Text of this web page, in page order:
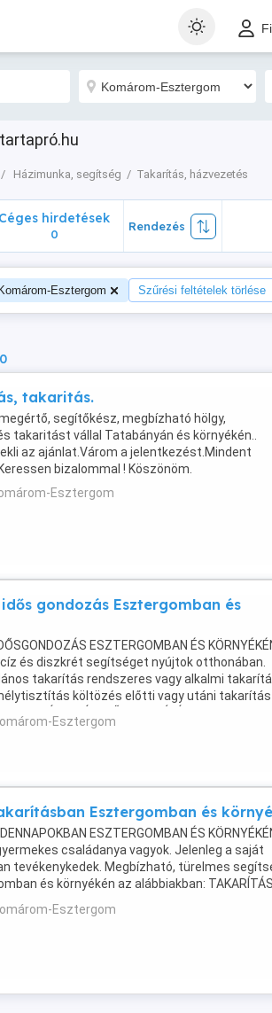
Házimunka, segítség Takarítás, házvezetés
Céges hirdetések
0
Rendezés
Komárom-Esztergom Szűrési feltételek törlése
takaritás.
segítőkész, megbízható hölgy,
takaritást vállal Tatabányán és környékén..
az ajánlat.Várom a jelentkezést.Mindent
bizalommal ! Köszönöm.
Esztergom
gondozás Esztergomban és
ESZTERGOMBAN ÉS
és diszkrét segítséget nyújtok otthonában.
takarítás rendszeres vagy alkalmi
költözés előtti vagy utáni takarítás
GŐZTISZTÍTÁS ...
Esztergom
Esztergomban és
ESZTERGOMBAN ÉS
családanya vagyok. Jelenleg a saját
tevékenykedek. Megbízható, türelmes
és környékén az alábbiakban:
takarítás nagytakarítás, ...
Esztergom